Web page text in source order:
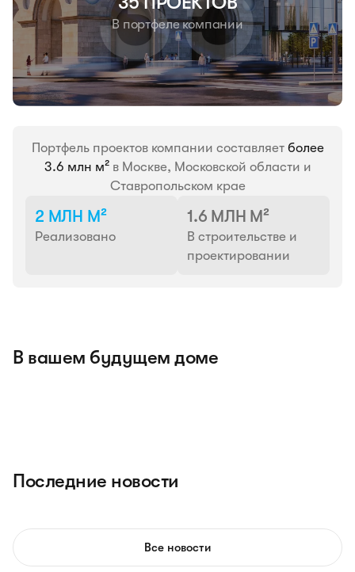
В портфеле компании
Портфель проектов компании составляет более
3.6 млн м²в Москве, Московской области и
Ставропольском крае
2 МЛН М²
Реализовано
1.6 МЛН М²
В строительстве и
проектировании
В вашем будущем доме
Последние новости
Все новости